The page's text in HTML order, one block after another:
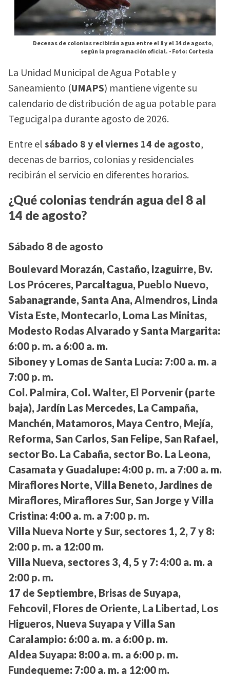
Decenas de colonias recibirán agua entre el 8 y el 14 de agosto,
según la programación oficial. -Foto: Cortesia
La Unidad Municipal de Agua Potable y
Saneamiento (UMAPS) mantiene vigente su
calendario de distribución de agua potable para
Tegucigalpa durante agosto de 2026.
Entre elsábado 8 y el viernes 14 de agosto,
decenas de barrios, colonias y residenciales
recibirán el servicio en diferentes horarios.
¿Qué colonias tendrán agua del 8 al
14 de agosto?
Sábado 8 de agosto
Boulevard Morazán, Castaño, Izaguirre, Bv.
Los Próceres, Parcaltagua, Pueblo Nuevo,
Sabanagrande, Santa Ana, Almendros, Linda
Vista Este, Montecarlo, Loma Las Minitas,
Modesto Rodas Alvarado y Santa Margarita:
6:00 p. m. a 6:00 a. m.
Siboney y Lomas de Santa Lucía: 7:00 a. m. a
7:00 p. m.
Col. Palmira, Col. Walter, El Porvenir (parte
baja), Jardín Las Mercedes, La Campaña,
Manchén, Matamoros, Maya Centro, Mejía,
Reforma, San Carlos, San Felipe, San Rafael,
sector Bo. La Cabaña, sector Bo. La Leona,
Casamata y Guadalupe: 4:00 p. m. a 7:00 a. m.
Miraflores Norte, Villa Beneto, Jardines de
Miraflores, Miraflores Sur, San Jorge y Villa
Cristina: 4:00 a. m. a 7:00 p. m.
Villa Nueva Norte y Sur, sectores 1, 2, 7 y 8:
2:00 p. m. a 12:00 m.
Villa Nueva, sectores 3, 4, 5 y 7: 4:00 a. m. a
2:00 p. m.
17 de Septiembre, Brisas de Suyapa,
Fehcovil, Flores de Oriente, La Libertad, Los
Higueros, Nueva Suyapa y Villa San
Caralampio: 6:00 a. m. a 6:00 p. m.
Aldea Suyapa: 8:00 a. m. a 6:00 p. m.
Fundequeme: 7:00 a. m. a 12:00 m.